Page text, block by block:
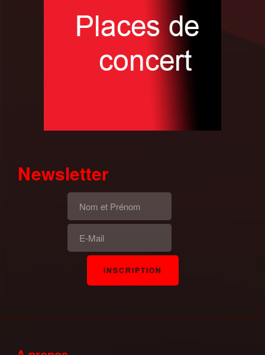
Newsletter